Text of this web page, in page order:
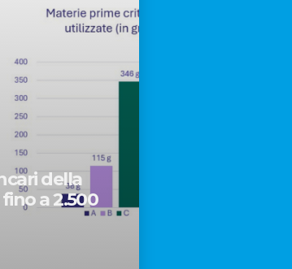
della
a 2.500